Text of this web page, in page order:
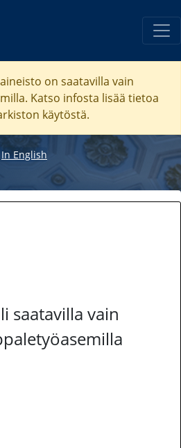
on saatavilla vain
Katso infosta lisää tietoa
käytöstä.
In English
saatavilla vain